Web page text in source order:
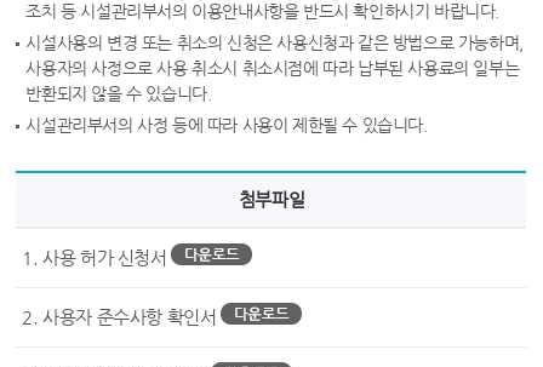
조치 등 시설관리부서의 이용안내사항을 반드시 확인하시기 바랍니다.
시설사용의 변경 또는 취소의 신청은 사용신청과 같은 방법으로 가능하며,
사용자의 사정으로 사용 취소시 취소시점에 따라 납부된 사용료의 일부는
반환되지 않을 수 있습니다.
시설관리부서의 사정 등에 따라 사용이 제한될 수 있습니다.
첨부파일
1. 사용 허가 신청서
2. 사용자 준수사항 확인서